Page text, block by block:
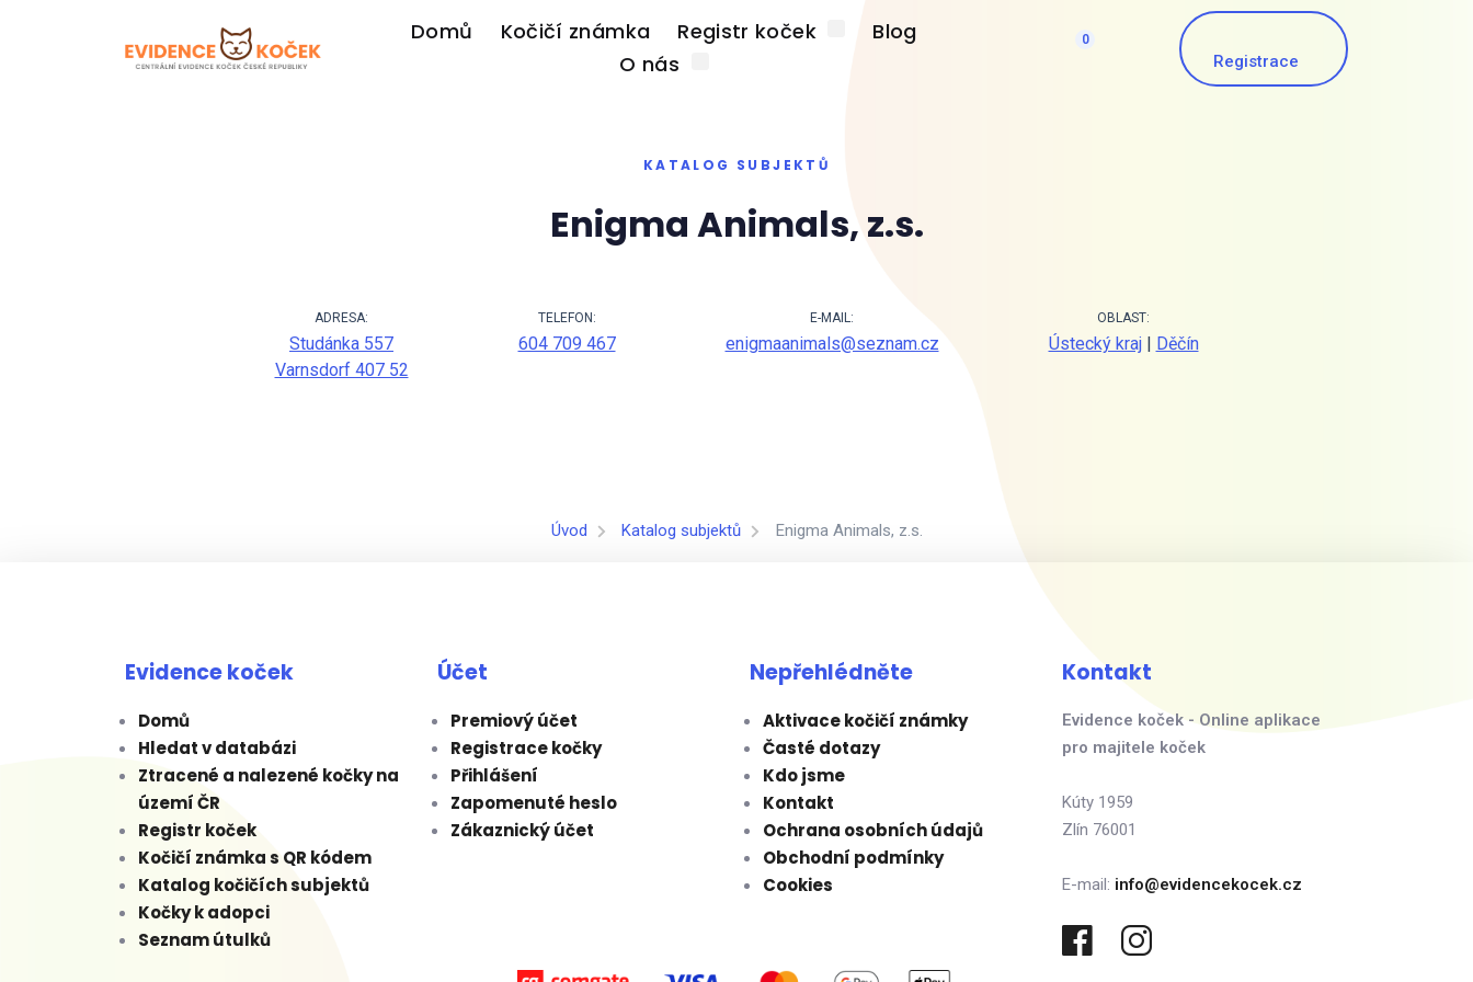
Domů Kočičí známka Registr koček
Blog
O nás
0
Registrace
KATALOG SUBJEKTŮ
Enigma Animals, z.s.
ADRESA:
Studánka 557
Varnsdorf 407 52
TELEFON:
604 709 467
E-MAIL:
enigmaanimals@seznam.cz
OBLAST:
Ústecký kraj| Děčín
Úvod Katalog subjektů Enigma Animals, z.s.
Evidence koček
Domů
Hledat v databázi
Ztracené a nalezené kočky na
území ČR
Registr koček
Kočičí známka s QR kódem
Katalog kočičích subjektů
Kočky k adopci
Seznam útulků
Účet
Premiový účet
Registrace kočky
Přihlášení
Zapomenuté heslo
Zákaznický účet
Nepřehlédněte
Aktivace kočičí známky
Časté dotazy
Kdo jsme
Kontakt
Ochrana osobních údajů
Obchodní podmínky
Cookies
Kontakt
Evidence koček - Online aplikace
pro majitele koček
Kúty 1959
Zlín 76001
E-mail: info@evidencekocek.cz